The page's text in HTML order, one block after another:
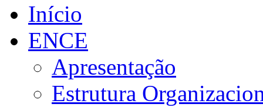
Início
ENCE
Apresentação
Estrutura